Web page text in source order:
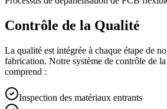
Contrôle de la Qualité
La qualité est intégrée à chaque étape de
fabrication. Notre système de contrôle de
comprend :
Inspection des matériaux entrants